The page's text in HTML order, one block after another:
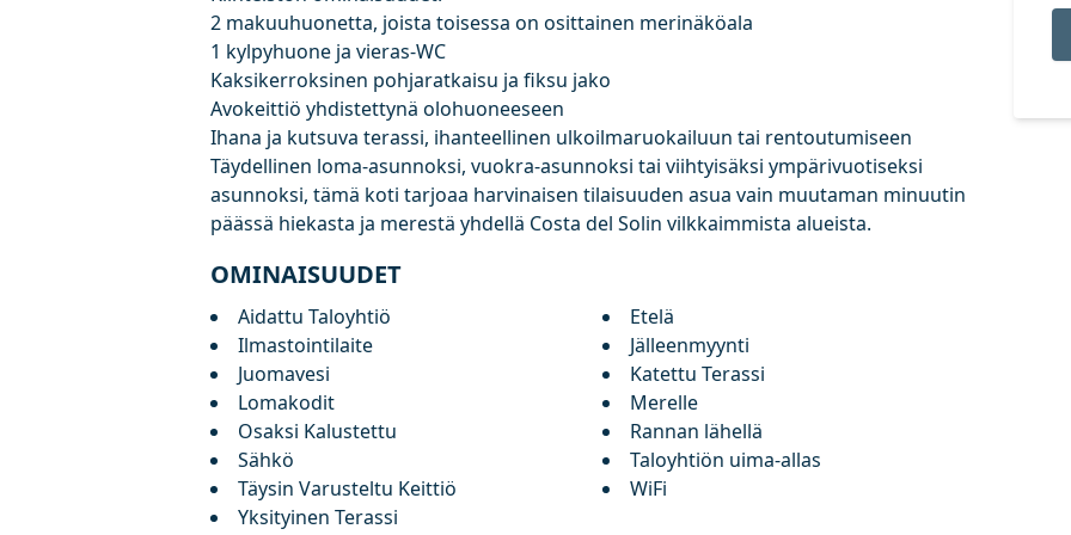
2 makuuhuonetta, joista toisessa on osittainen merinäköala
1 kylpyhuone ja vieras-WC
Kaksikerroksinen pohjaratkaisu ja fiksu jako
Avokeittiö yhdistettynä olohuoneeseen
Ihana ja kutsuva terassi, ihanteellinen ulkoilmaruokailuun tai rentoutumiseen
Täydellinen loma-asunnoksi, vuokra-asunnoksi tai viihtyisäksi ympärivuotiseksi
asunnoksi, tämä koti tarjoaa harvinaisen tilaisuuden asua vain muutaman minuutin
päässä hiekasta ja merestä yhdellä Costa del Solin vilkkaimmista alueista.
OMINAISUUDET
Aidattu Taloyhtiö
Etelä
Ilmastointilaite
Jälleenmyynti
Juomavesi
Katettu Terassi
Lomakodit
Merelle
Osaksi Kalustettu
Rannan lähellä
Sähkö
Taloyhtiön uima-allas
Täysin Varusteltu Keittiö
WiFi
Yksityinen Terassi